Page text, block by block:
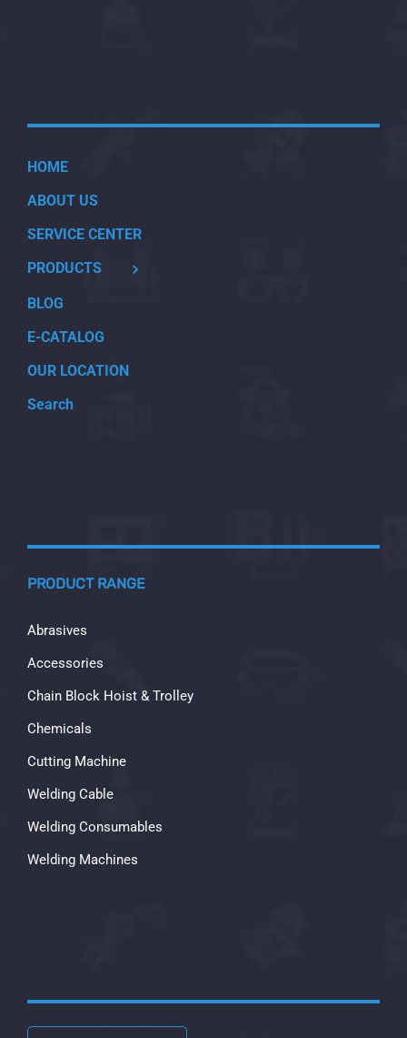
HOME
ABOUT US
SERVICE CENTER
PRODUCTS
BLOG
E-CATALOG
OUR LOCATION
Search
PRODUCT RANGE
Abrasives
Accessories
Chain Block Hoist & Trolley
Chemicals
Cutting Machine
Welding Cable
Welding Consumables
Welding Machines